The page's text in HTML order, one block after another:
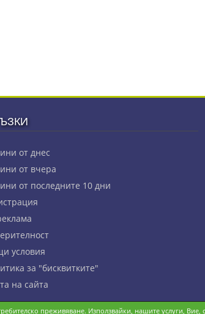
от днес
от вчера
от последните 10 дни
условия
за "бисквитките"
на сайта
преживяване. Използвайки, нашите услуги, Вие,